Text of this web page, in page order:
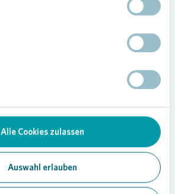
Alle Cookies zulassen
Auswahl erlauben